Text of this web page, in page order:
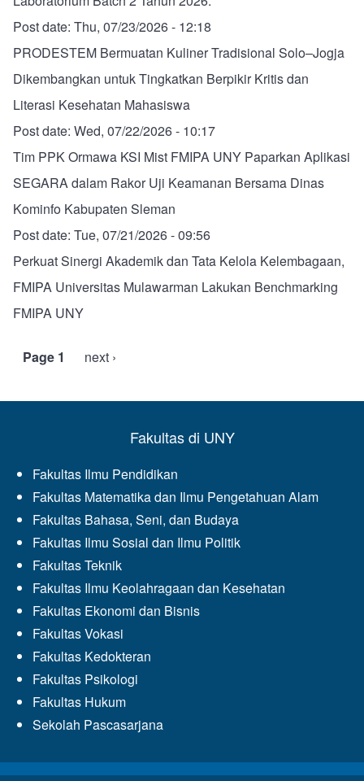
Post date: Thu, 07/23/2026 - 12:18
PRODESTEM Bermuatan Kuliner Tradisional Solo–Jogja
Dikembangkan untuk Tingkatkan Berpikir Kritis dan
Literasi Kesehatan Mahasiswa
Post date: Wed, 07/22/2026 - 10:17
Tim PPK Ormawa KSI Mist FMIPA UNY Paparkan Aplikasi
SEGARA dalam Rakor Uji Keamanan Bersama Dinas
Kominfo Kabupaten Sleman
Post date: Tue, 07/21/2026 - 09:56
Perkuat Sinergi Akademik dan Tata Kelola Kelembagaan,
FMIPA Universitas Mulawarman Lakukan Benchmarking
FMIPA UNY
Pagination
Page 1
Next
next ›
Fakultas di UNY
Fakultas Ilmu Pendidikan
Fakultas Matematika dan Ilmu Pengetahuan Alam
Fakultas Bahasa, Seni, dan Budaya
Fakultas Ilmu Sosial dan Ilmu Politik
Fakultas Teknik
Fakultas Ilmu Keolahragaan dan Kesehatan
Fakultas Ekonomi dan Bisnis
Fakultas Vokasi
Fakultas Kedokteran
Fakultas Psikologi
Fakultas Hukum
Sekolah Pascasarjana